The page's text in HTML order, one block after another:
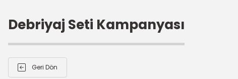
Debriyaj Seti Kampanyası
Geri Dön